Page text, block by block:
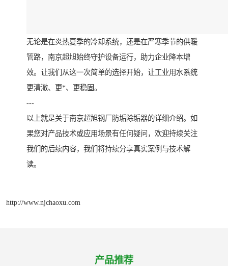
无论是在炎热夏季的冷却系统，还是在严寒季节的供暖
管路，南京超旭始终守护设备运行，助力企业降本增
效。让我们从这一次简单的选择开始，让工业用水系统
更清澈、更*、更稳固。
---
以上就是关于南京超旭钢厂防垢除垢器的详细介绍。如
果您对产品技术或应用场景有任何疑问，欢迎持续关注
我们的后续内容，我们将持续分享真实案例与技术解
读。
http://www.njchaoxu.com
产品推荐